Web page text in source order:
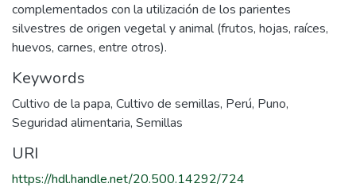
complementados con la utilización de los parientes
silvestres de origen vegetal y animal (frutos, hojas, raíces,
huevos, carnes, entre otros).
Keywords
Cultivo de la papa, Cultivo de semillas, Perú, Puno,
Seguridad alimentaria, Semillas
URI
https://hdl.handle.net/20.500.14292/724